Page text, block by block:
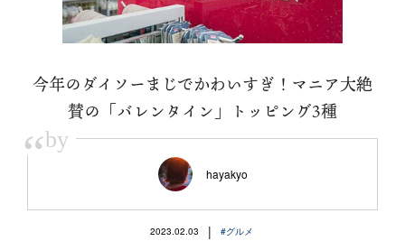
今年のダイソーまじでかわいすぎ！マニア大絶
賛の「バレンタイン」トッピング3種
“by
hayakyo
2023.02.03 | #グルメ